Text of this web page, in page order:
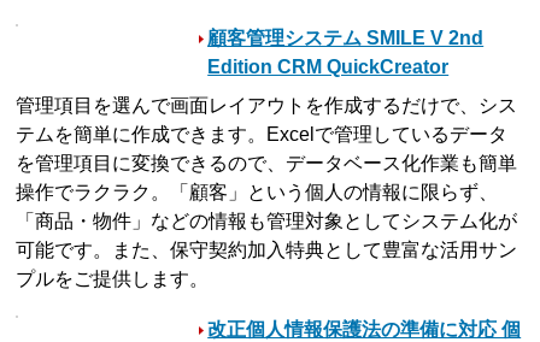
顧客管理システム SMILE V 2nd
Edition CRM QuickCreator
管理項目を選んで画面レイアウトを作成するだけで、シス
テムを簡単に作成できます。Excelで管理しているデータ
を管理項目に変換できるので、データベース化作業も簡単
操作でラクラク。「顧客」という個人の情報に限らず、
「商品・物件」などの情報も管理対象としてシステム化が
可能です。また、保守契約加入特典として豊富な活用サン
プルをご提供します。
改正個人情報保護法の準備に対応 個